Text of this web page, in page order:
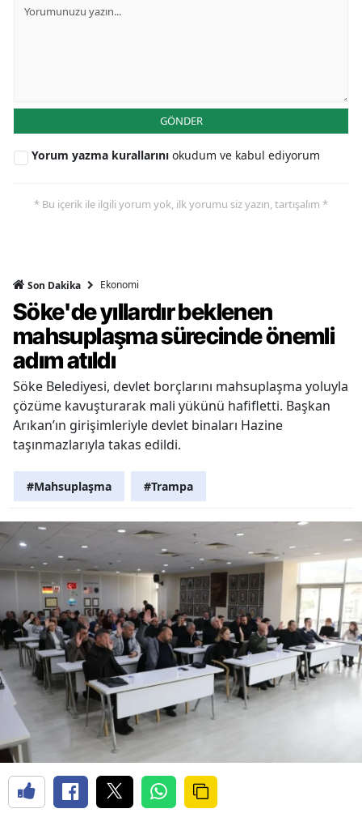
GÖNDER
Yorum yazma kurallarını okudum ve kabul ediyorum
* Bu içerik ile ilgili yorum yok, ilk yorumu siz yazın, tartışalım *
Son Dakika Ekonomi
Söke'de yıllardır beklenen
mahsuplaşma sürecinde önemli
adım atıldı
Söke Belediyesi, devlet borçlarını mahsuplaşma yoluyla
çözüme kavuşturarak mali yükünü hafifletti. Başkan
Arıkan’ın girişimleriyle devlet binaları Hazine
taşınmazlarıyla takas edildi.
#Mahsuplaşma #Trampa